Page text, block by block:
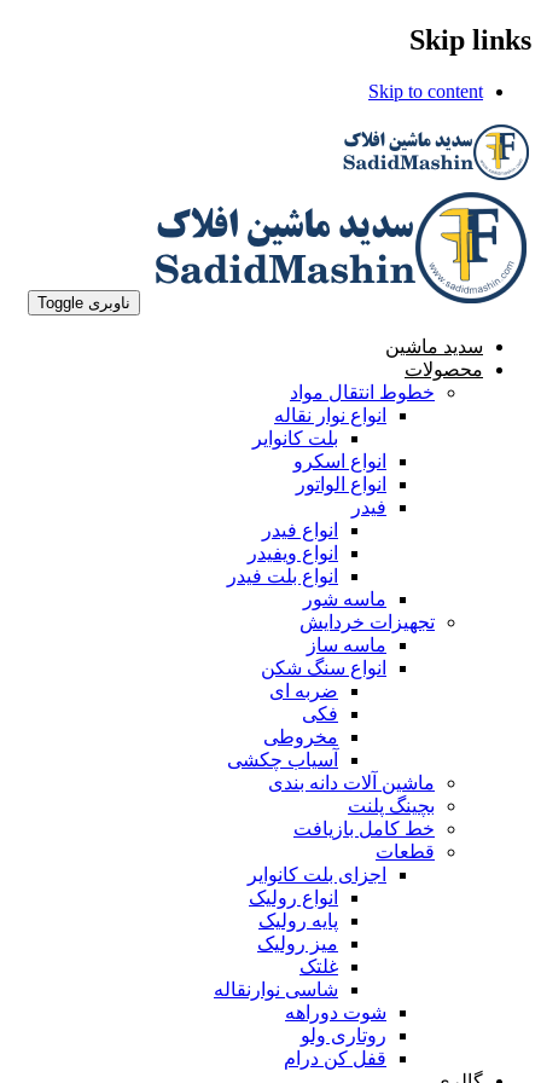
Skip links
Skip to content
ناوبری Toggle
سدید ماشین
محصولات
خطوط انتقال مواد
انواع نوار نقاله
بلت کانوایر
انواع اسکرو
انواع الواتور
فیدر
انواع فیدر
انواع ویفیدر
انواع بلت فیدر
ماسه شور
تجهیزات خردایش
ماسه ساز
انواع سنگ شکن
ضربه ای
فکی
مخروطی
آسیاب چکشی
ماشین آلات دانه بندی
بچینگ پلنت
خط کامل بازیافت
قطعات
اجزای بلت کانوایر
انواع رولیک
پایه رولیک
میز رولیک
غلتک
شاسی نوارنقاله
شوت دوراهه
روتاری ولو
قفل کن درام